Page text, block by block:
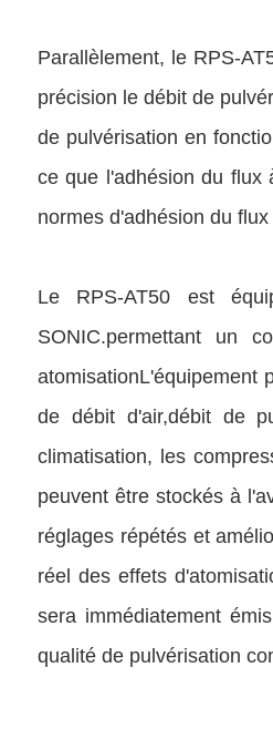
Parallèlement, le RPS-
précision le débit de
de pulvérisation en
ce que l'adhésion du flux
normes d'adhésion du
Le RPS-AT50 est
SONIC.permettant un
atomisationL'équipement
de débit d'air,débit de
climatisation, les
peuvent être stockés à
réglages répétés et
réel des effets
sera immédiatement
qualité de pulvérisation